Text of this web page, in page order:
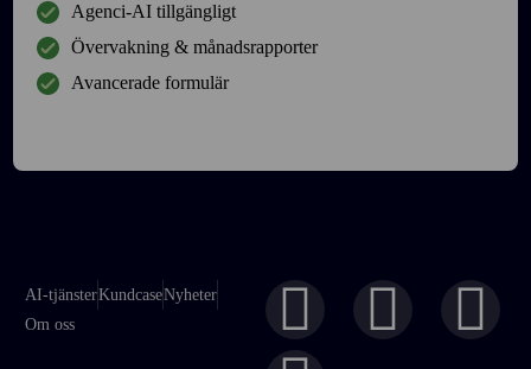
Agenci-AI tillgängligt
Övervakning & månadsrapporter
Avancerade formulär
AI-tjänsterKundcaseNyheter
Om oss